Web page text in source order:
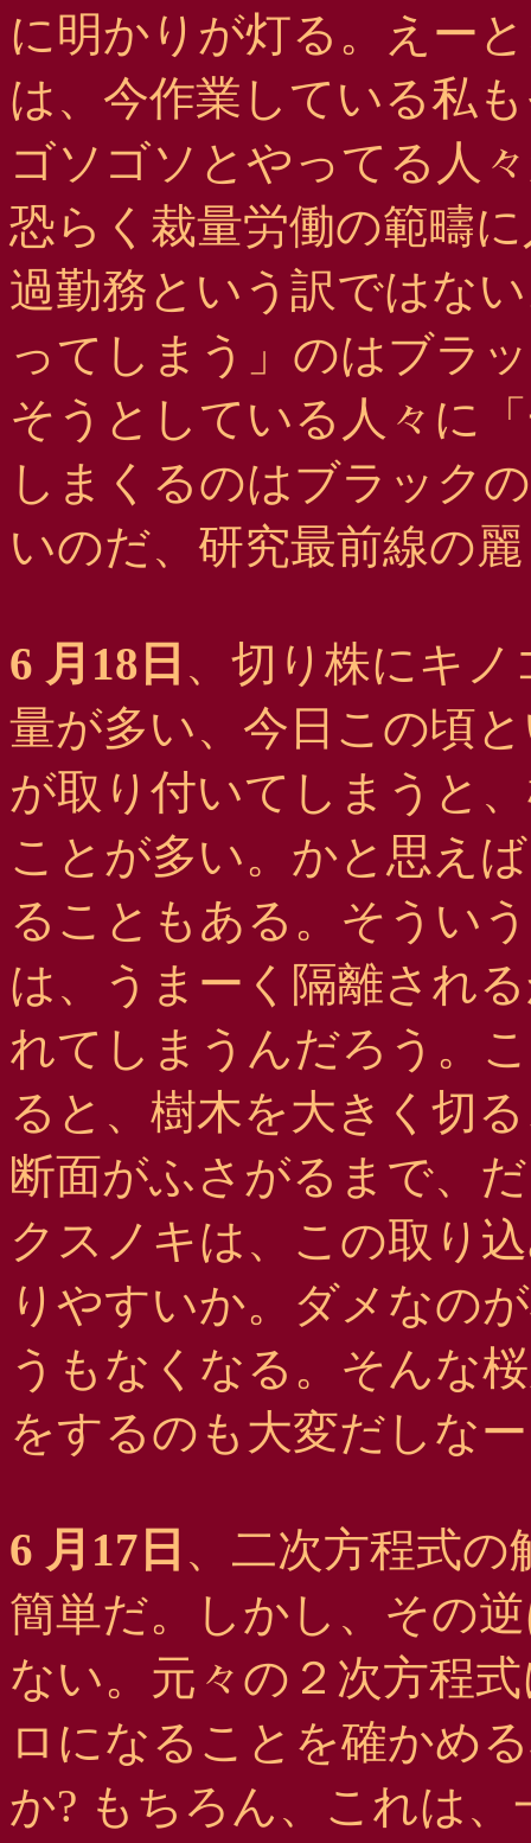
に明かりが灯る。えー
は、今作業している私
ゴソゴソとやってる人
恐らく裁量労働の範疇
過勤務という訳ではな
ってしまう」のはブラ
そうとしている人々に
しまくるのはブラック
いのだ、研究最前線の
6 月18日 、切り株にキ
量が多い、今日この頃
が取り付いてしまうと
ことが多い。かと思え
ることもある。そうい
は、うまーく隔離され
れてしまうんだろう。
ると、樹木を大きく切
断面がふさがるまで、
クスノキは、この取り
りやすいか。ダメなの
うもなくなる。そんな
をするのも大変だしな
6 月17日 、二次方程式
簡単だ。しかし、その
ない。元々の２次方程
ロになることを確かめ
か? もちろん、これは